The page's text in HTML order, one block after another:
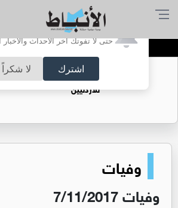
أترغب في تفعيل
حتى لا تفوتك آخر الأحداث والأخبار
اشترك لا شكراً
مصفاة البترول تحقق 62.1 مليون دينار أرباحا
حقل الريشة حين يتحول
للأردنيين
وفيات
وفيات 7/11/2017